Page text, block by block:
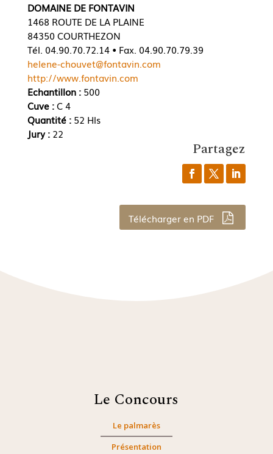
DOMAINE DE FONTAVIN
1468 ROUTE DE LA PLAINE
84350 COURTHEZON
Tél. 04.90.70.72.14 • Fax. 04.90.70.79.39
helene-chouvet@fontavin.com
http://www.fontavin.com
Echantillon :500
Cuve :C 4
Quantité : 52 Hls
Jury : 22
Partagez
Télécharger en PDF
Le Concours
Le palmarès
Présentation